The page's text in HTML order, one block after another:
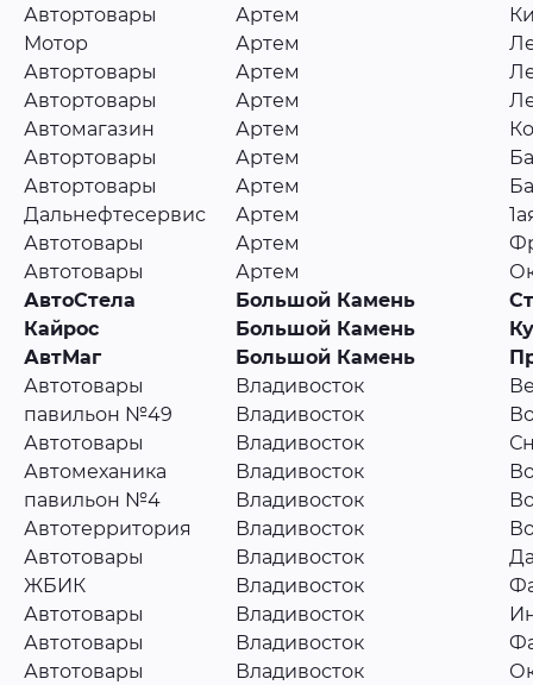
Автортовары
Артем
Мотор
Артем
Автортовары
Артем
Автортовары
Артем
Автомагазин
Артем
Автортовары
Артем
Автортовары
Артем
Дальнефтесервис
Артем
Автотовары
Артем
Автотовары
Артем
АвтоСтела
Большой Камень
Кайрос
Большой Камень
АвтМаг
Большой Камень
Автотовары
Владивосток
павильон №49
Владивосток
Автотовары
Владивосток
Автомеханика
Владивосток
павильон №4
Владивосток
Автотерритория
Владивосток
Автотовары
Владивосток
ЖБИК
Владивосток
Автотовары
Владивосток
Автотовары
Владивосток
Автотовары
Владивосток